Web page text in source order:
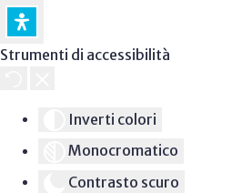
Strumenti di accessibilità
Inverti colori
Monocromatico
Contrasto scuro